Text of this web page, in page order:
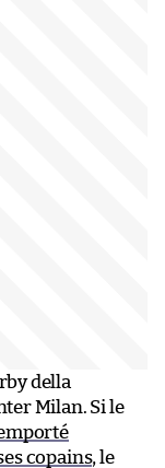
della
Milan. Si le
copains, le